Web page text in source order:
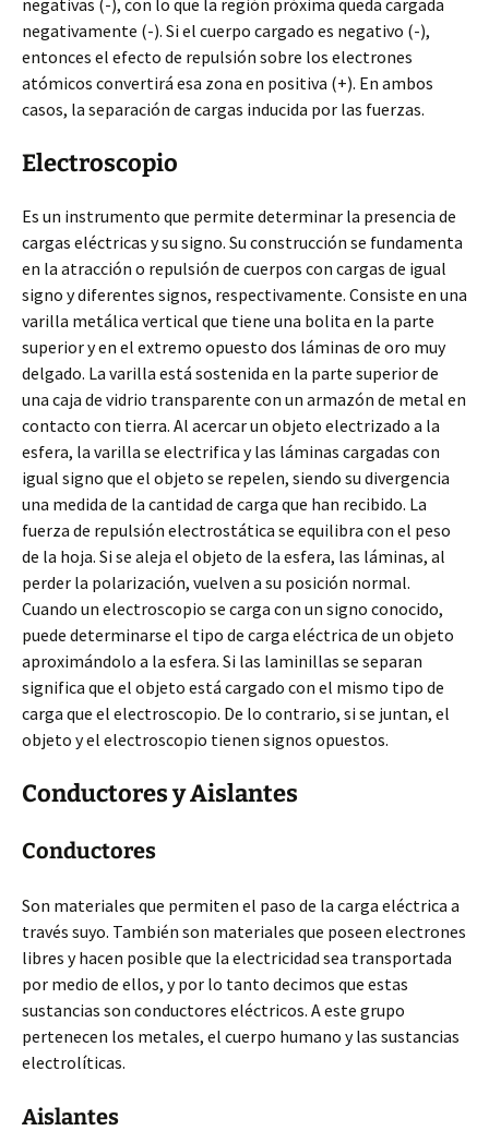
negativas (-), con lo que la región próxima queda cargada
negativamente (-). Si el cuerpo cargado es negativo (-),
entonces el efecto de repulsión sobre los electrones
atómicos convertirá esa zona en positiva (+). En ambos
casos, la separación de cargas inducida por las fuerzas.
Electroscopio
Es un instrumento que permite determinar la presencia de
cargas eléctricas y su signo. Su construcción se fundamenta
en la atracción o repulsión de cuerpos con cargas de igual
signo y diferentes signos, respectivamente. Consiste en una
varilla metálica vertical que tiene una bolita en la parte
superior y en el extremo opuesto dos láminas de oro muy
delgado. La varilla está sostenida en la parte superior de
una caja de vidrio transparente con un armazón de metal en
contacto con tierra. Al acercar un objeto electrizado a la
esfera, la varilla se electrifica y las láminas cargadas con
igual signo que el objeto se repelen, siendo su divergencia
una medida de la cantidad de carga que han recibido. La
fuerza de repulsión electrostática se equilibra con el peso
de la hoja. Si se aleja el objeto de la esfera, las láminas, al
perder la polarización, vuelven a su posición normal.
Cuando un electroscopio se carga con un signo conocido,
puede determinarse el tipo de carga eléctrica de un objeto
aproximándolo a la esfera. Si las laminillas se separan
significa que el objeto está cargado con el mismo tipo de
carga que el electroscopio. De lo contrario, si se juntan, el
objeto y el electroscopio tienen signos opuestos.
Conductores y Aislantes
Conductores
Son materiales que permiten el paso de la carga eléctrica a
través suyo. También son materiales que poseen electrones
libres y hacen posible que la electricidad sea transportada
por medio de ellos, y por lo tanto decimos que estas
sustancias son conductores eléctricos. A este grupo
pertenecen los metales, el cuerpo humano y las sustancias
electrolíticas.
Aislantes